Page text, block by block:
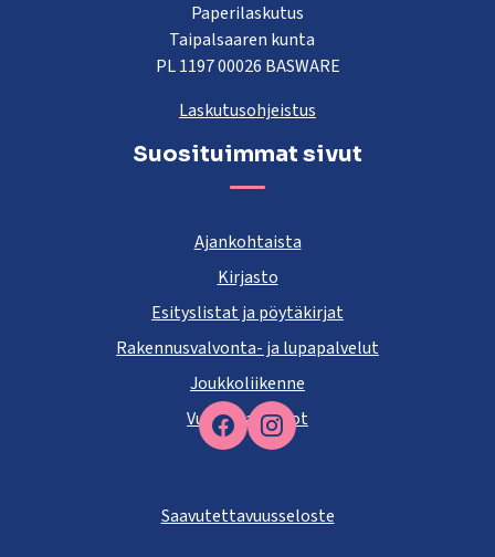
Facebook
Paperilaskutus
Taipalsaaren kunta
PL 1197 00026 BASWARE
Laskutusohjeistus
Suosituimmat sivut
Ajankohtaista
Kirjasto
Esityslistat ja pöytäkirjat
Rakennusvalvonta- ja lupapalvelut
Joukkoliikenne
Vuokra-asunnot
Saavutettavuusseloste